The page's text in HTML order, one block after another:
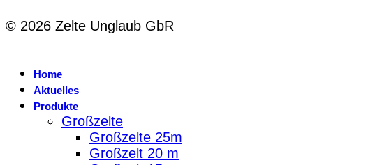
© 2026 Zelte Unglaub GbR
Home
Aktuelles
Produkte
Großzelte
Großzelte 25m
Großzelt 20 m